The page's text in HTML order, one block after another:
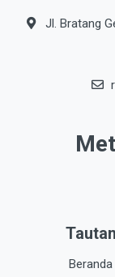
Jl. Bratang
Tautan
Beranda